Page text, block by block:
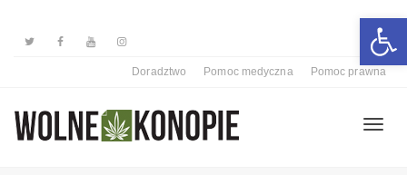
Doradztwo Pomoc medyczna Pomoc prawna